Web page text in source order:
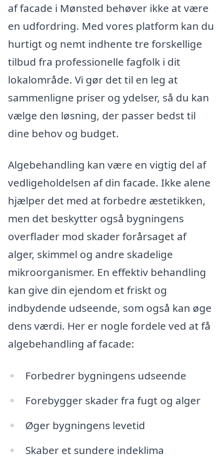
af facade i Mønsted behøver ikke at være
en udfordring. Med vores platform kan du
hurtigt og nemt indhente tre forskellige
tilbud fra professionelle fagfolk i dit
lokalområde. Vi gør det til en leg at
sammenligne priser og ydelser, så du kan
vælge den løsning, der passer bedst til
dine behov og budget.
Algebehandling kan være en vigtig del af
vedligeholdelsen af din facade. Ikke alene
hjælper det med at forbedre æstetikken,
men det beskytter også bygningens
overflader mod skader forårsaget af
alger, skimmel og andre skadelige
mikroorganismer. En effektiv behandling
kan give din ejendom et friskt og
indbydende udseende, som også kan øge
dens værdi. Her er nogle fordele ved at få
algebehandling af facade:
Forbedrer bygningens udseende
Forebygger skader fra fugt og alger
Øger bygningens levetid
Skaber et sundere indeklima